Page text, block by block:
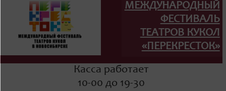
МЕЖДУНАРОДНЫЙ
ФЕСТИВАЛЬ
ТЕАТРОВ КУКОЛ
«ПЕРЕКРЕСТОК»
Касса работает
10-00 до 19-30